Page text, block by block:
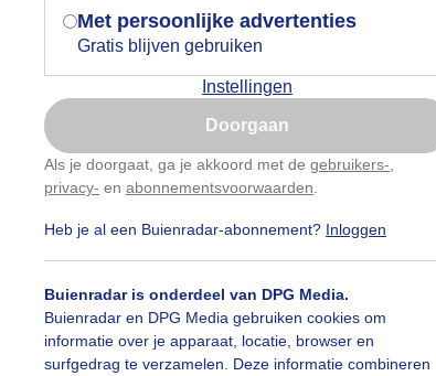
Met persoonlijke advertenties
Gratis blijven gebruiken
Instellingen
Doorgaan
Als je doorgaat, ga je akkoord met de gebruikers-
privacy- en abonnementsvoorwaarden
Heb je al een Buienradar-abonnement? Inloggen
Buienradar is onderdeel van DPG Media.
Buienradar en DPG Media gebruiken cookies om
informatie over je apparaat, locatie, browser en
surfgedrag te verzamelen. Deze informatie combineren
je browser waarin deze toestemming
gevraagd wordt.
Is goed, toon de popup
Nu niet, misschien later
Gebruik je Safari en wil je niet elke dag deze pop-up
Klikhierom dit aan te passen